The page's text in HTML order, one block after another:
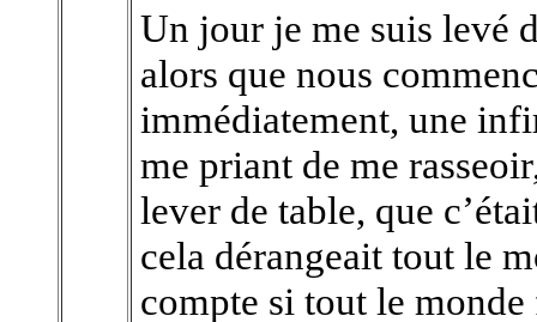
Un jour je me suis levé
alors que nous
immédiatement, une
me priant de me
lever de table, que
cela dérangeait tout le
compte si tout le